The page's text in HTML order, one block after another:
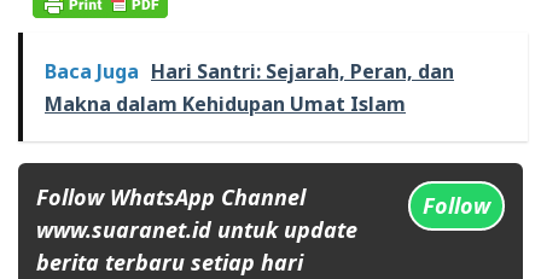
Baca Juga Hari Santri: Sejarah, Peran, dan
Makna dalam Kehidupan Umat Islam
Follow WhatsApp Channel
www.suaranet.id untuk update
berita terbaru setiap hari
Follow